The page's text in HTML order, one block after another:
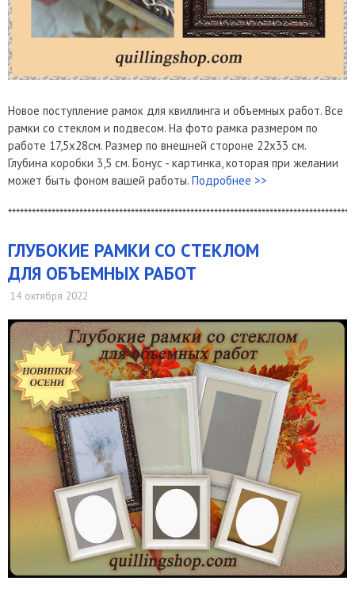
Новое поступление рамок для квиллинга и объемных работ. Все
рамки со стеклом и подвесом. На фото рамка размером по
работе 17,5х28см. Размер по внешней стороне 22х33 см.
Глубина коробки 3,5 см. Бонус - картинка, которая при желании
может быть фоном вашей работы. Подробнее >>
ГЛУБОКИЕ РАМКИ СО СТЕКЛОМ
ДЛЯ ОБЪЕМНЫХ РАБОТ
14 октября 2022